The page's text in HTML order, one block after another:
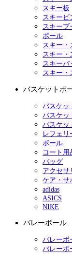
スキー板
スキービ
スキーブ
ポール
スキー・
スキー・
スキーバ
スキー・
バスケットボ
バスケッ
バスケッ
バスケッ
レフェリ
ボール
コート用
バッグ
アクセサ
ケア・サ
adidas
ASICS
NIKE
バレーボール
バレーボ
バレーボ